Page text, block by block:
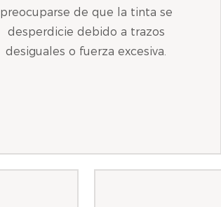
preocuparse de que la tinta se
desperdicie debido a trazos
desiguales o fuerza excesiva.